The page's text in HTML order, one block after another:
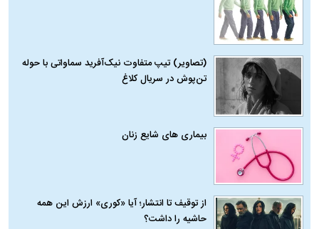
(تصاویر) تیپ متفاوت نیک‌آفرید سماواتی با حوله
تن‌پوش در سریال کلاغ
بیماری‌ های شایع زنان
از توقیف تا انتشار؛ آیا «کوری» ارزش این همه
حاشیه را داشت؟